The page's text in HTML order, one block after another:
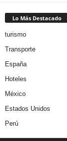
Lo Más Destacado
turismo
Transporte
España
Hoteles
México
Estados Unidos
Perú